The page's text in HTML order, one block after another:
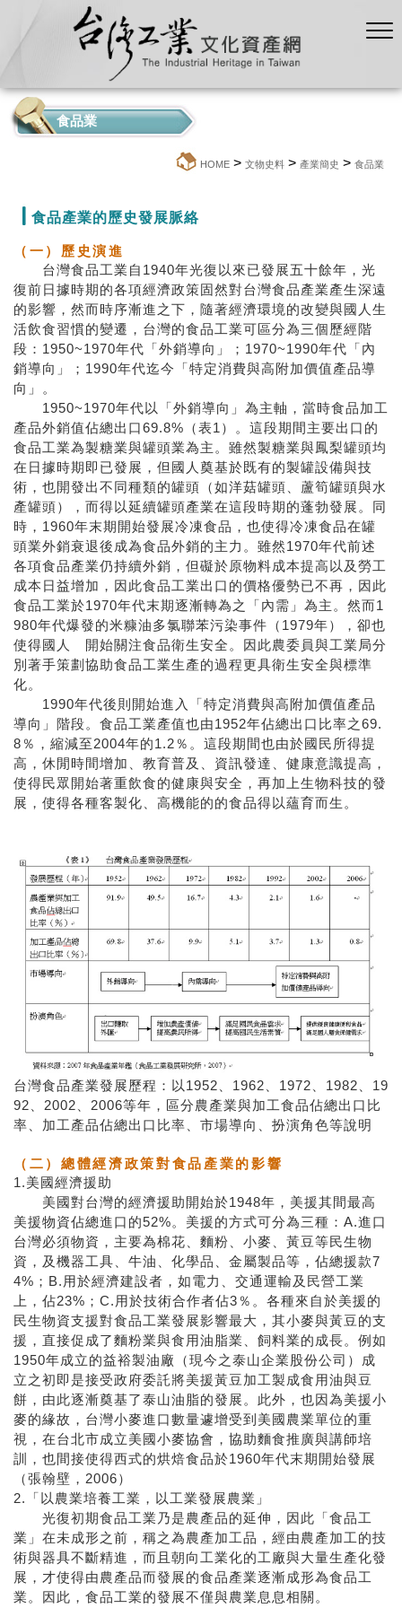
食品業
HOME > 文物史料 > 產業簡史 > 食品業
食品產業的歷史發展脈絡
（一）歷史演進
台灣食品工業自1940年光復以來已發展五十餘年，光
復前日據時期的各項經濟政策固然對台灣食品產業產生深遠
的影響，然而時序漸進之下，隨著經濟環境的改變與國人生
活飲食習慣的變遷，台灣的食品工業可區分為三個歷經階
段：1950~1970年代「外銷導向」；1970~1990年代「內
銷導向」；1990年代迄今「特定消費與高附加價值產品導
向」。
1950~1970年代以「外銷導向」為主軸，當時食品加工
產品外銷值佔總出口69.8%（表1）。這段期間主要出口的
食品工業為製糖業與罐頭業為主。雖然製糖業與鳳梨罐頭均
在日據時期即已發展，但國人奠基於既有的製罐設備與技
術，也開發出不同種類的罐頭（如洋菇罐頭、蘆筍罐頭與水
產罐頭），而得以延續罐頭產業在這段時期的蓬勃發展。同
時，1960年末期開始發展冷凍食品，也使得冷凍食品在罐
頭業外銷衰退後成為食品外銷的主力。雖然1970年代前述
各項食品產業仍持續外銷，但礙於原物料成本提高以及勞工
成本日益增加，因此食品工業出口的價格優勢已不再，因此
食品工業於1970年代末期逐漸轉為之「內需」為主。然而1
980年代爆發的米糠油多氯聯苯污染事件（1979年），卻也
使得國人 開始關注食品衛生安全。因此農委員與工業局分
別著手策劃協助食品工業生產的過程更具衛生安全與標準
化。
1990年代後則開始進入「特定消費與高附加價值產品
導向」階段。食品工業產值也由1952年佔總出口比率之69.
8％，縮減至2004年的1.2％。這段期間也由於國民所得提
高，休閒時間增加、教育普及、資訊發達、健康意識提高，
使得民眾開始著重飲食的健康與安全，再加上生物科技的發
展，使得各種客製化、高機能的的食品得以蘊育而生。
台灣食品產業發展歷程：以1952、1962、1972、1982、19
92、2002、2006等年，區分農產業與加工食品佔總出口比
率、加工產品佔總出口比率、市場導向、扮演角色等說明
（二）總體經濟政策對食品產業的影響
1.美國經濟援助
美國對台灣的經濟援助開始於1948年，美援其間最高
美援物資佔總進口的52%。美援的方式可分為三種：A.進口
台灣必須物資，主要為棉花、麵粉、小麥、黃豆等民生物
資，及機器工具、牛油、化學品、金屬製品等，佔總援款7
4%；B.用於經濟建設者，如電力、交通運輸及民營工業
上，佔23%；C.用於技術合作者佔3％。各種來自於美援的
民生物資支援對食品工業發展影響最大，其小麥與黃豆的支
援，直接促成了麵粉業與食用油脂業、飼料業的成長。例如
1950年成立的益裕製油廠（現今之泰山企業股份公司）成
立之初即是接受政府委託將美援黃豆加工製成食用油與豆
餅，由此逐漸奠基了泰山油脂的發展。此外，也因為美援小
麥的緣故，台灣小麥進口數量遽增受到美國農業單位的重
視，在台北市成立美國小麥協會，協助麵食推廣與講師培
訓，也間接使得西式的烘焙食品於1960年代末期開始發展
（張翰壁，2006）
2.「以農業培養工業，以工業發展農業」
光復初期食品工業乃是農產品的延伸，因此「食品工
業」在未成形之前，稱之為農產加工品，經由農產加工的技
術與器具不斷精進，而且朝向工業化的工廠與大量生產化發
展，才使得由農產品而發展的食品產業逐漸成形為食品工
業。因此，食品工業的發展不僅與農業息息相關。